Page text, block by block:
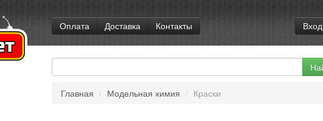
Оплата Доставка Контакты Вход
Главная / Модельная химия / Краски